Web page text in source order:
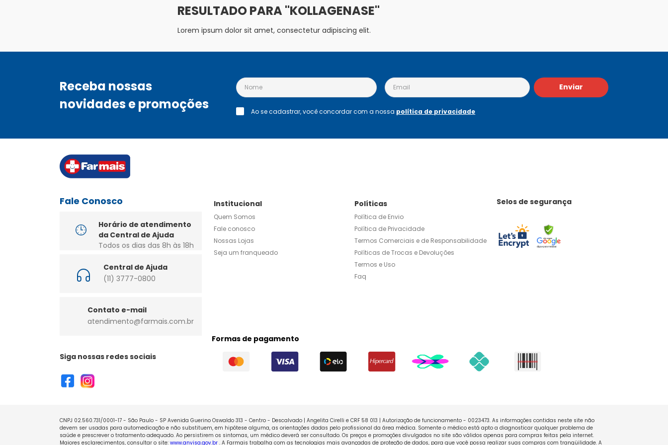
KOLLAGENASE
Lorem ipsum dolor sit amet, consectetur adipiscing elit.
Receba nossas
novidades e promoções
Enviar
Ao se cadastrar, você concordar com a nossa política de privacidade
Fale Conosco
Horário de atendimento
da Central de Ajuda
Todos os dias das 8h às 18h
Central de Ajuda
(11) 3777-0800
Contato e-mail
atendimento@farmais.com.br
Siga nossas redes sociais
Institucional
Quem Somos
Fale conosco
Nossas Lojas
Seja um franqueado
Políticas
Política de Envio
Política de Privacidade
Termos Comerciais e de Responsabilidade
Políticas de Trocas e Devoluções
Termos e Uso
Faq
Selos de segurança
Formas de pagamento
CNPJ 02.560.731/0001-17 - São Paulo - SP Avenida Guerino Oswaldo 313 - Centro - Descalvado | Angelita Cirelli e CRF 58 013 | Autorização de funcionamento - 0023473. As informações contidas neste site não
devem ser usadas para automedicação e não substituem, em hipótese alguma, as orientações dadas pelo profissional da área médica. Somente o médico está apto a diagnosticar qualquer problema de
saúde e prescrever o tratamento adequado. Ao persistirem os sintomas, um médico deverá ser consultado. Os preços e promoções divulgados no site são válidos apenas para compras feitas pela internet.
Maiores esclarecimentos, consultar o site: www.anvisa.gov.br . A Farmais trabalha com as tecnologias mais avançadas de proteção de dados, para que você possa realizar suas compras com tranqüilidade. A